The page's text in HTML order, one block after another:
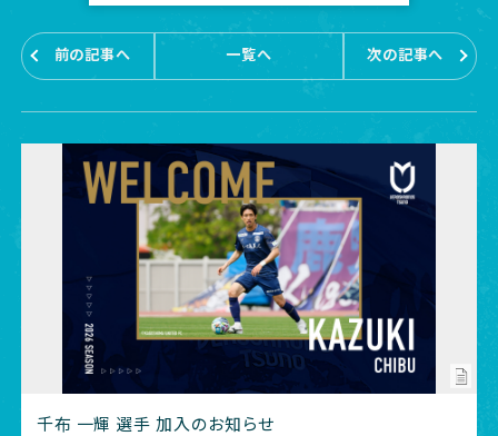
前の記事へ 一覧へ 次の記事へ
千布 一輝 選手 加入のお知らせ